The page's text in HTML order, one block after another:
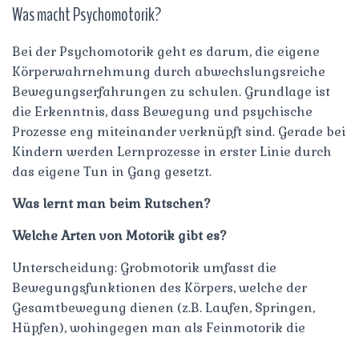
Was macht Psychomotorik?
Bei der Psychomotorik geht es darum, die eigene
Körperwahrnehmung durch abwechslungsreiche
Bewegungserfahrungen zu schulen. Grundlage ist
die Erkenntnis, dass Bewegung und psychische
Prozesse eng miteinander verknüpft sind. Gerade bei
Kindern werden Lernprozesse in erster Linie durch
das eigene Tun in Gang gesetzt.
Was lernt man beim Rutschen?
Welche Arten von Motorik gibt es?
Unterscheidung: Grobmotorik umfasst die
Bewegungsfunktionen des Körpers, welche der
Gesamtbewegung dienen (z.B. Laufen, Springen,
Hüpfen), wohingegen man als Feinmotorik die